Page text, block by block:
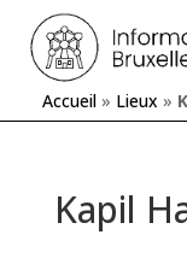
Accueil » Lieux »
Kapil